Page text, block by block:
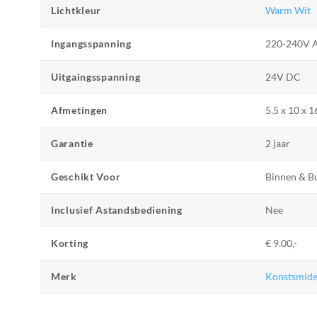
Lichtkleur Warm Wit
Ingangsspanning 220-240V
Uitgaingsspanning 24V DC
Afmetingen 5,5 x 10 x
Garantie 2 jaar
Geschikt Voor Binnen &
Inclusief Astandsbediening Nee
Korting € 9.00,-
Merk Konstsmide